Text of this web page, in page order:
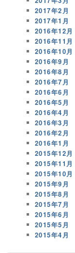
2017年2月
2017年1月
2016年12月
2016年11月
2016年10月
2016年9月
2016年8月
2016年7月
2016年6月
2016年5月
2016年4月
2016年3月
2016年2月
2016年1月
2015年12月
2015年11月
2015年10月
2015年9月
2015年8月
2015年7月
2015年6月
2015年5月
2015年4月